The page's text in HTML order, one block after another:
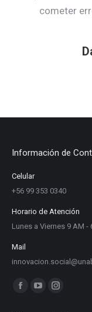
cometer
Información de
Celular
+56 99 353 0340
Horario de Atención
Lunes a Viernes 9 AM -
Mail
Find us on:
Facebook
YouTubeInstagram